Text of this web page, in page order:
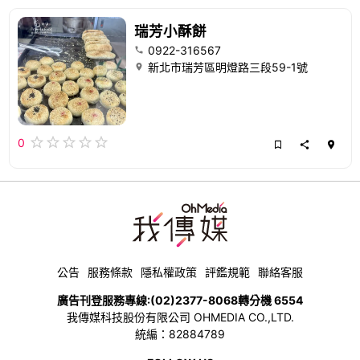
瑞芳小酥餅
0922-316567
新北市瑞芳區明燈路三段59-1號
0
公告 服務條款 隱私權政策 評鑑規範 聯絡客服
廣告刊登服務專線:(02)2377-8068轉分機 6554
我傳媒科技股份有限公司 OHMEDIA CO.,LTD.
統編：82884789